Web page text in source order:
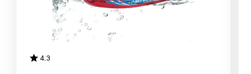
4.3